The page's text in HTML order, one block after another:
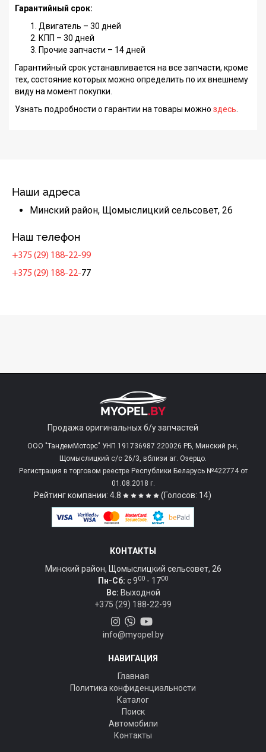
Гарантийный срок:
Двигатель – 30 дней
КПП – 30 дней
Прочие запчасти – 14 дней
Гарантийный срок устанавливается на все запчасти, кроме
тех, состояние которых можно определить по их внешнему
виду на момент покупки.
Узнать подробности о гарантии на товары можно здесь.
Наши адреса
Минский район, Щомыслицкий сельсовет, 26
Наш телефон
+375 (29) 188-22-99
+375 (29) 188-22-77
Продажа оригинальных б/у запчастей
ООО "ТандемМоторс" УНП 191736987 220026 РБ, Минский р-н,
Щомыслицкий с/c 26/3, вблизи аг. Озерцо.
Регистрация в торговом реестре Республики Беларусь №422774 от
01.08.2018 г.
Рейтинг компании: 4.8 (Голосов: 14)
КОНТАКТЫ
Минский район, Щомыслицкий сельсовет, 26
Пн-Сб: c 900 - 1700
Вс: Выходной
+375 (29) 188-22-99
info@myopel.by
НАВИГАЦИЯ
Главная
Политика конфиденциальности
Каталог
Поиск
Автомобили
Контакты